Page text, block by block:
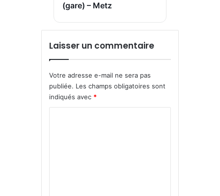
(gare) – Metz
Laisser un commentaire
Votre adresse e-mail ne sera pas
publiée. Les champs obligatoires sont
indiqués avec *